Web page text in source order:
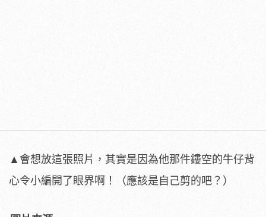
▲會想放這張照片，其實是因為他那件鏤空的牛仔背
心令小編開了眼界啊！（應該是自己剪的吧？）